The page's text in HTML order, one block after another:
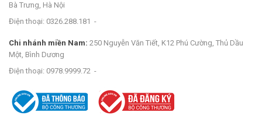
Bà Trưng, Hà Nội
Điện thoại: 0326.288.181 -
Chi nhánh miền Nam: 250 Nguyễn Văn Tiết, K12 Phú Cường, Thủ Dầu
Một, Bình Dương
Điện thoại: 0978.9999.72 -